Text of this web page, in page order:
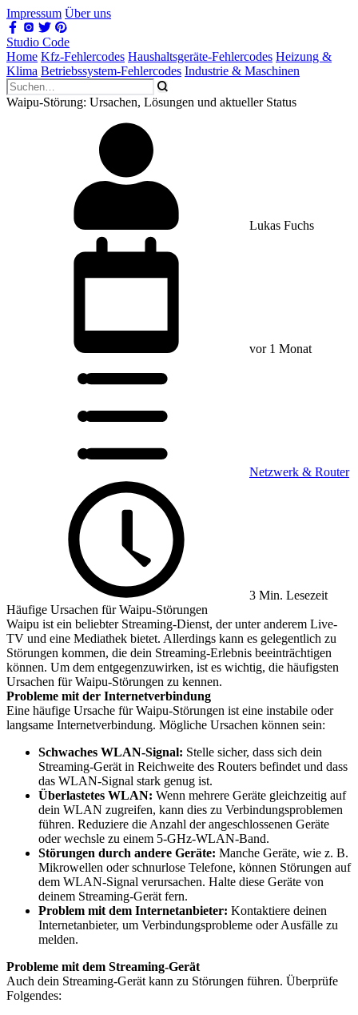
Impressum Über uns
Studio Code
Home Kfz-Fehlercodes Haushaltsgeräte-Fehlercodes Heizung &
Klima Betriebssystem-Fehlercodes Industrie & Maschinen
Waipu-Störung: Ursachen, Lösungen und aktueller Status
Lukas Fuchs
vor 1 Monat
Netzwerk & Router
3 Min. Lesezeit
Häufige Ursachen für Waipu-Störungen
Waipu ist ein beliebter Streaming-Dienst, der unter anderem Live-
TV und eine Mediathek bietet. Allerdings kann es gelegentlich zu
Störungen kommen, die dein Streaming-Erlebnis beeinträchtigen
können. Um dem entgegenzuwirken, ist es wichtig, die häufigsten
Ursachen für Waipu-Störungen zu kennen.
Probleme mit der Internetverbindung
Eine häufige Ursache für Waipu-Störungen ist eine instabile oder
langsame Internetverbindung. Mögliche Ursachen können sein:
Schwaches WLAN-Signal: Stelle sicher, dass sich dein
Streaming-Gerät in Reichweite des Routers befindet und dass
das WLAN-Signal stark genug ist.
Überlastetes WLAN: Wenn mehrere Geräte gleichzeitig auf
dein WLAN zugreifen, kann dies zu Verbindungsproblemen
führen. Reduziere die Anzahl der angeschlossenen Geräte
oder wechsle zu einem 5-GHz-WLAN-Band.
Störungen durch andere Geräte: Manche Geräte, wie z. B.
Mikrowellen oder schnurlose Telefone, können Störungen auf
dem WLAN-Signal verursachen. Halte diese Geräte von
deinem Streaming-Gerät fern.
Problem mit dem Internetanbieter: Kontaktiere deinen
Internetanbieter, um Verbindungsprobleme oder Ausfälle zu
melden.
Probleme mit dem Streaming-Gerät
Auch dein Streaming-Gerät kann zu Störungen führen. Überprüfe
Folgendes: